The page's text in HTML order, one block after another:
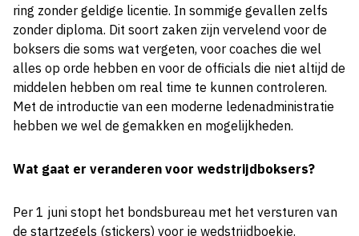
ring zonder geldige licentie. In sommige gevallen zelfs
zonder diploma. Dit soort zaken zijn vervelend voor de
boksers die soms wat vergeten, voor coaches die wel
alles op orde hebben en voor de officials die niet altijd de
middelen hebben om real time te kunnen controleren.
Met de introductie van een moderne ledenadministratie
hebben we wel de gemakken en mogelijkheden.
Wat gaat er veranderen voor wedstrijdboksers?
Per 1 juni stopt het bondsbureau met het versturen van
de startzegels (stickers) voor je wedstrijdboekje.